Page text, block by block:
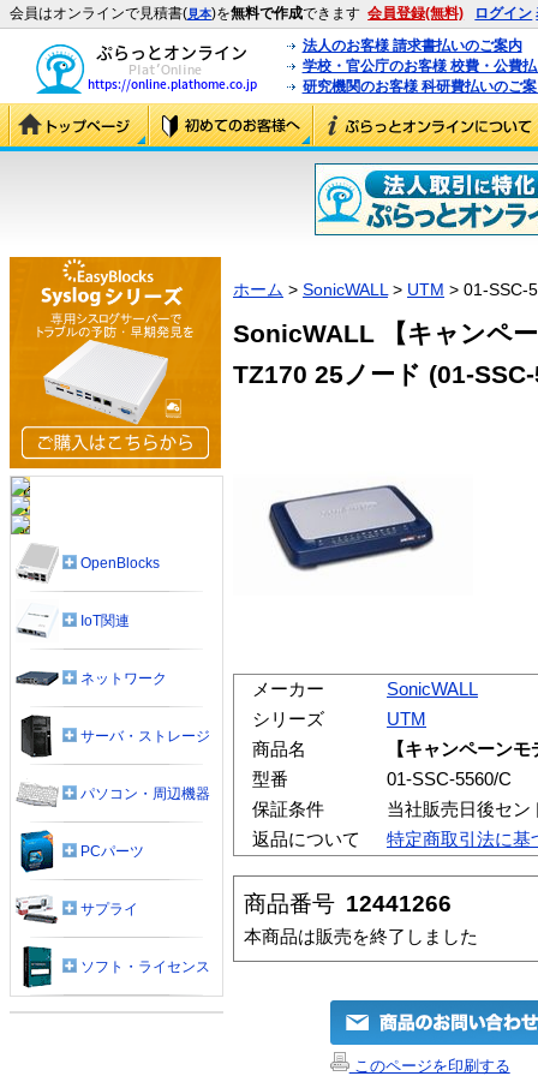
会員はオンラインで見積書(見本)を無料で作成できます 会員登録(無料) ログイン
法人のお客様 請求書払いのご案内
学校・官公庁のお客様 校費・公費
研究機関のお客様 科研費払いのご
ホーム > SonicWALL > UTM > 01-SSC-
SonicWALL 【キャンペ
TZ170 25ノード (01-
メーカー
SonicWALL
シリーズ
UTM
商品名
【キャンペーン
型番
01-SSC-5560/C
保証条件
当社販売日後セン
返品について
特定商取引法に基
商品番号 12441266
本商品は販売を終了しました
このページを印刷する
OpenBlocks
IoT関連
ネットワーク
サーバ・ストレージ
パソコン・周辺機器
PCパーツ
サプライ
ソフト・ライセンス